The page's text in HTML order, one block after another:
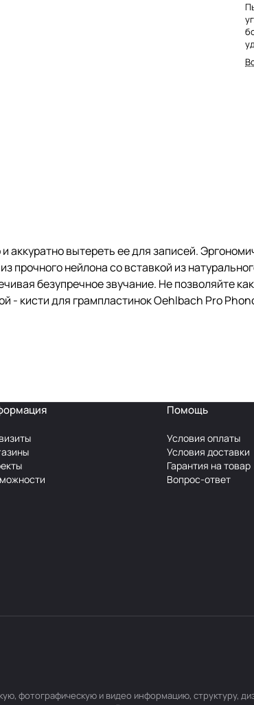
вытереть ее для записей.
нейлона со вставкой из
безупречное звучание. Не позволяйте
- кисти для грампластинок Oehlbach Pro
Помощь
Условия оплаты
Условия доставки
Гарантия на товар
Вопрос-ответ
фотографическую и видео информацию, структуру,